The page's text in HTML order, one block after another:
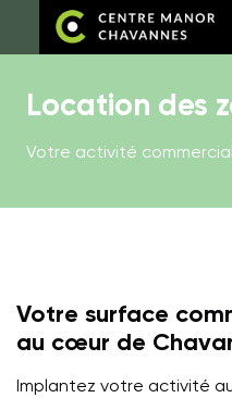
Location des
Votre activité
Votre surface
au cœur de
Implantez votre activité